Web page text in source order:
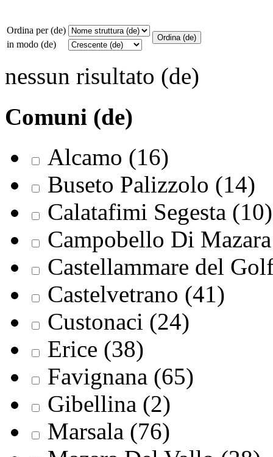
Ordina per (de)
in modo (de)
nessun risultato (de)
Comuni (de)
Alcamo (16)
Buseto Palizzolo (14)
Calatafimi Segesta (10)
Campobello Di
Castellammare del
Castelvetrano (41)
Custonaci (24)
Erice (38)
Favignana (65)
Gibellina (2)
Marsala (76)